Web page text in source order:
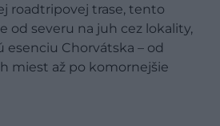
roadtripovej trase, tento
od severu na juh cez lokality,
Chorvátska – od
miest až po komornejšie